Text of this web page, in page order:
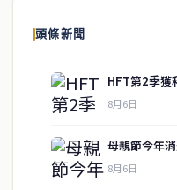
頭條新聞
HFT第2季
8月6日
母親節今年
8月6日